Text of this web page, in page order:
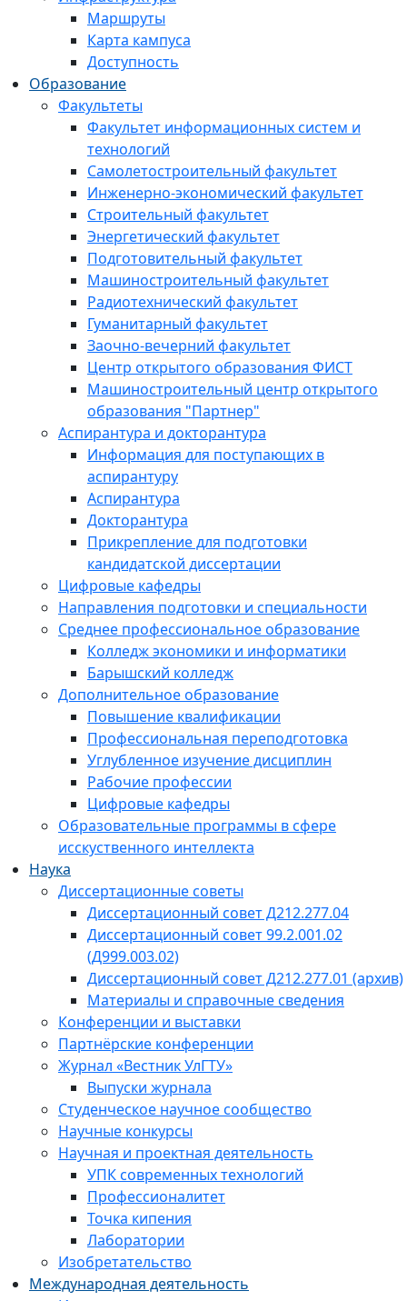
Маршруты
Карта кампуса
Доступность
Образование
Факультеты
Факультет информационных систем и
технологий
Самолетостроительный факультет
Инженерно-экономический факультет
Строительный факультет
Энергетический факультет
Подготовительный факультет
Машиностроительный факультет
Радиотехнический факультет
Гуманитарный факультет
Заочно-вечерний факультет
Центр открытого образования ФИСТ
Машиностроительный центр открытого
образования "Партнер"
Аспирантура и докторантура
Информация для поступающих в
аспирантуру
Аспирантура
Докторантура
Прикрепление для подготовки
кандидатской диссертации
Цифровые кафедры
Направления подготовки и специальности
Среднее профессиональное образование
Колледж экономики и информатики
Барышский колледж
Дополнительное образование
Повышение квалификации
Профессиональная переподготовка
Углубленное изучение дисциплин
Рабочие профессии
Цифровые кафедры
Образовательные программы в сфере
исскуственного интеллекта
Наука
Диссертационные советы
Диссертационный совет Д212.277.04
Диссертационный совет 99.2.001.02
(Д999.003.02)
Диссертационный совет Д212.277.01 (архив)
Материалы и справочные сведения
Конференции и выставки
Партнёрские конференции
Журнал «Вестник УлГТУ»
Выпуски журнала
Студенческое научное сообщество
Научные конкурсы
Научная и проектная деятельность
УПК современных технологий
Профессионалитет
Точка кипения
Лаборатории
Изобретательство
Международная деятельность